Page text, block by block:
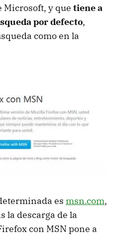
Microsoft, y que tiene a
por defecto,
como en la
es msn.com,
la descarga de la
con MSN pone a